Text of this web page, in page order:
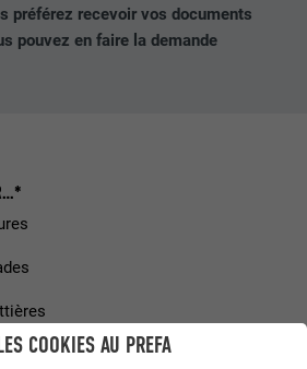
préférez recevoir vos documents
pouvez en faire la demande
crues
COOKIES AU PREFA